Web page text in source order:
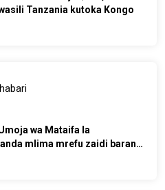
Tanzania kutoka Kongo
wa Mataifa la
mlima mrefu zaidi barani